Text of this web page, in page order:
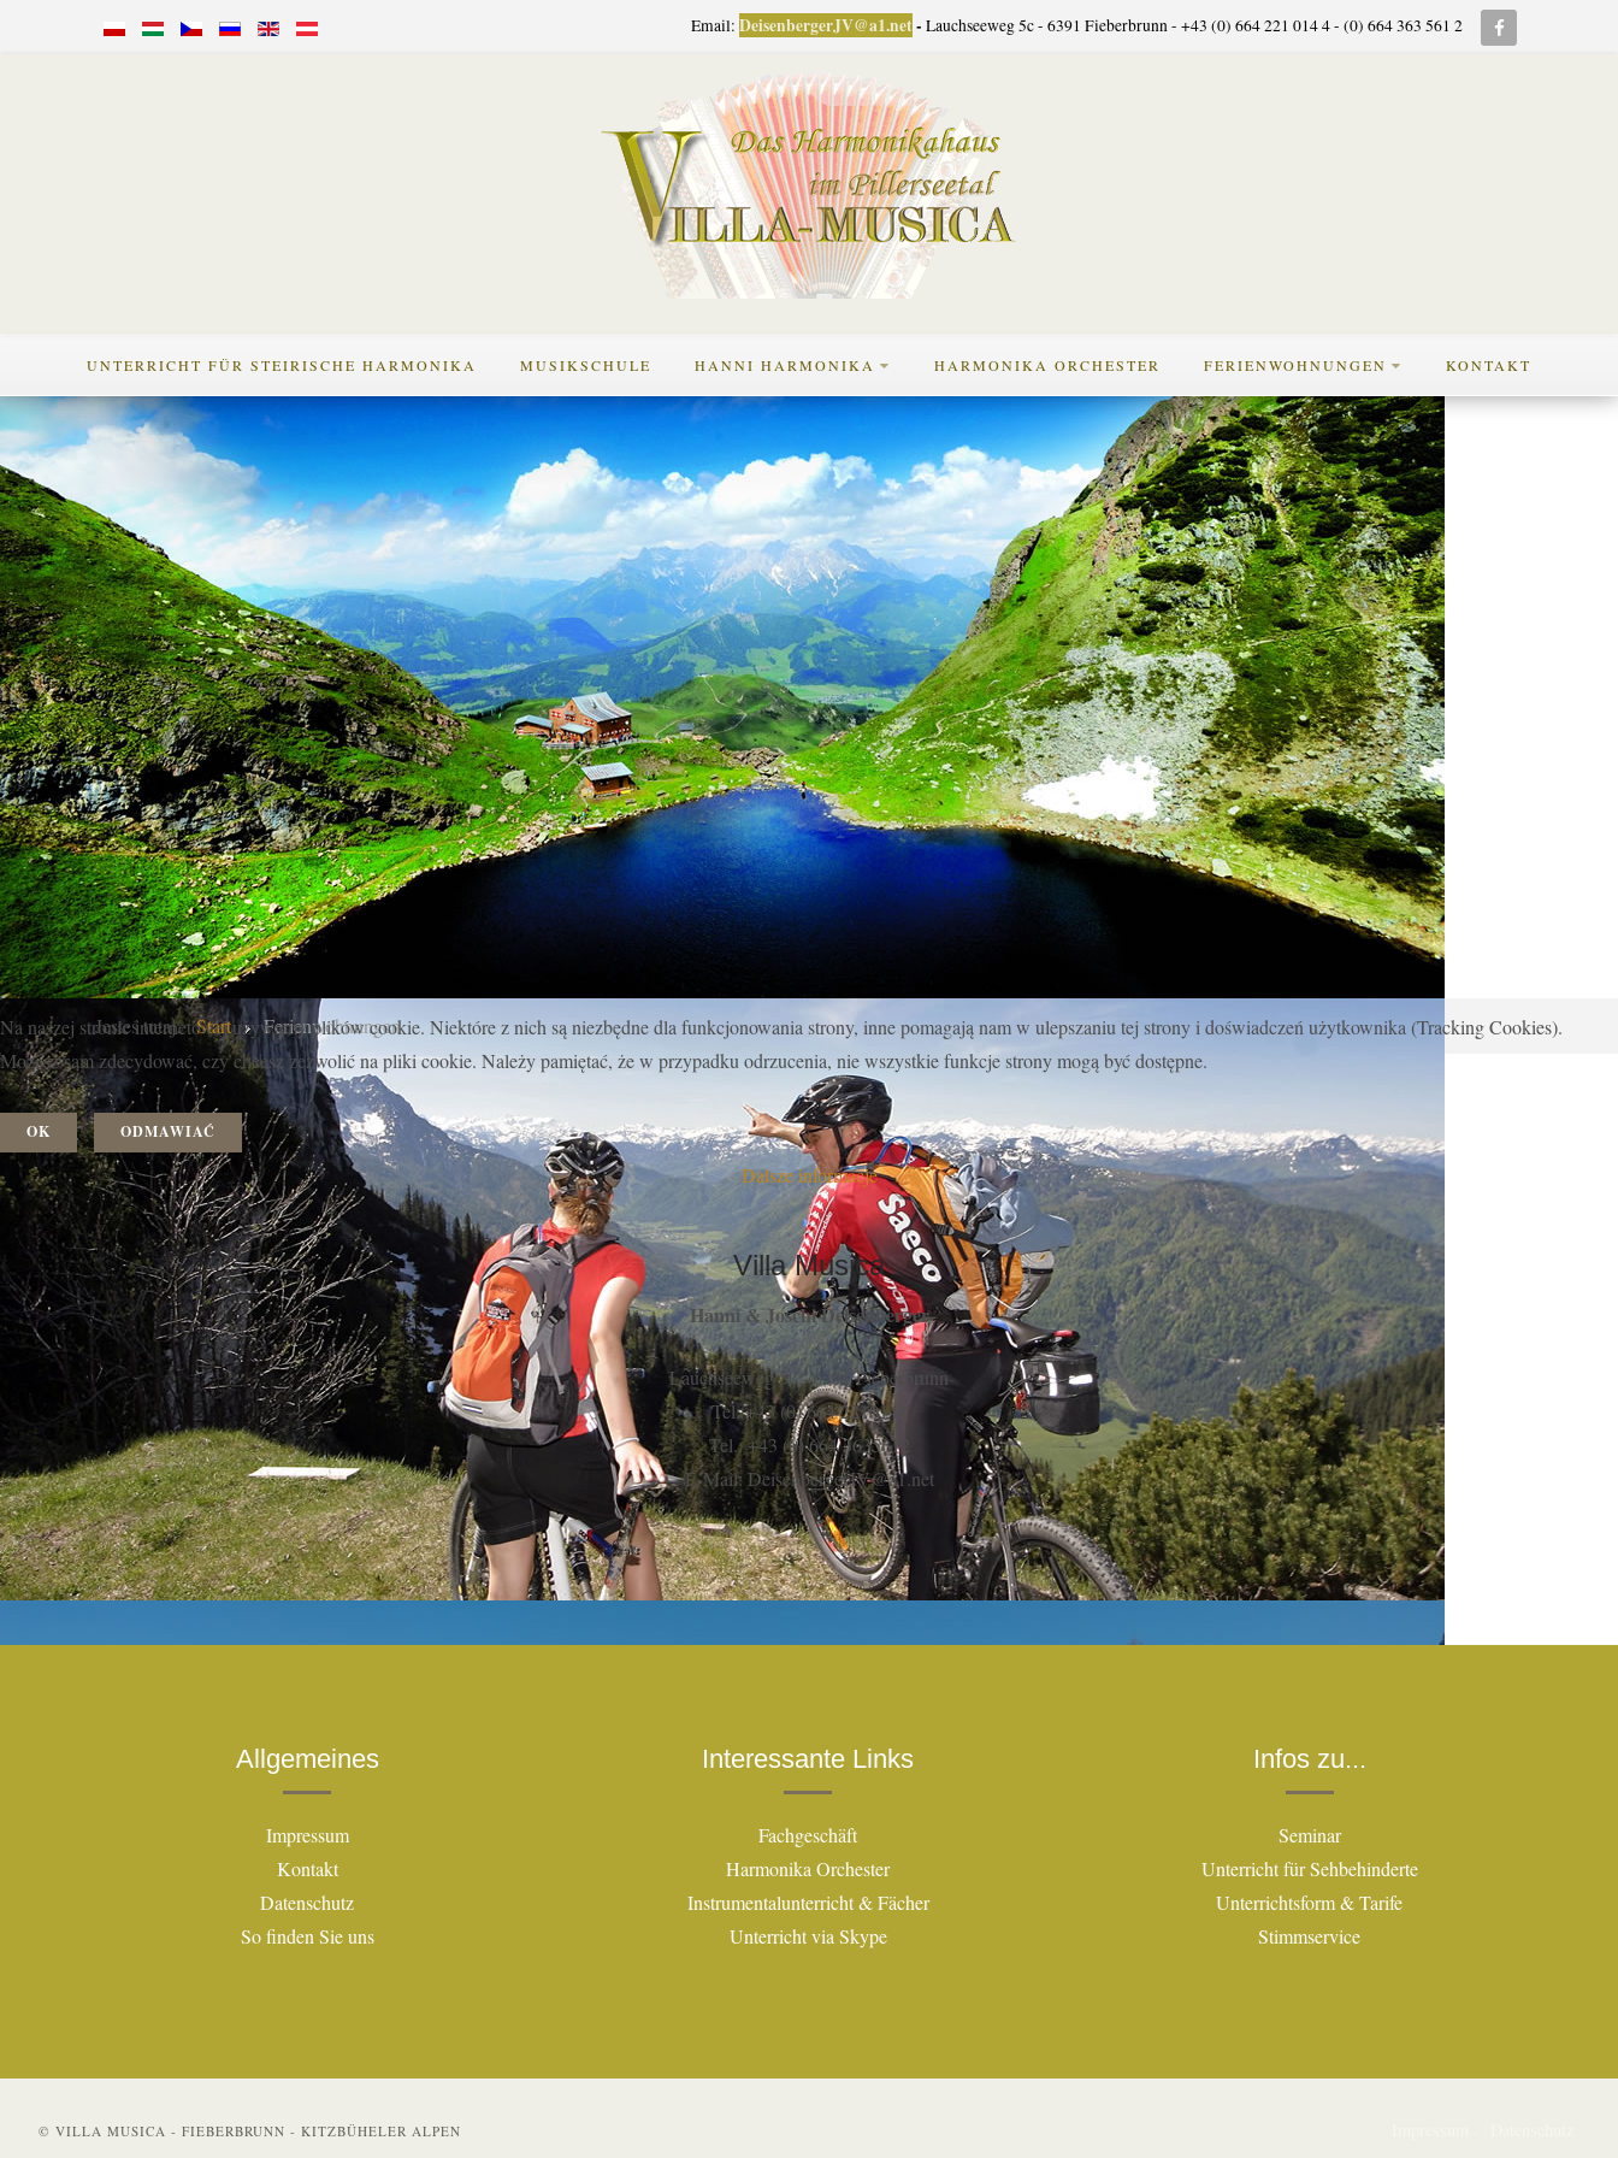
Email: DeisenbergerJV@a1.net- Lauchseeweg 5c - 6391 Fieberbrunn - +43 (0) 664 221 014 4 - (0) 664 363 561 2
UNTERRICHT FÜR STEIRISCHE HARMONIKA MUSIKSCHULE HANNI HARMONIKA HARMONIKA ORCHESTER FERIENWOHNUNGEN KONTAKT
Jesteś tutaj:Start Ferienwohnungen
Villa Musica
Hanni & Joschi Deisenberger
Lauchseeweg 5c - 6391 Fieberbrunn
Tel: +43 (0) 664 2210144
Tel.: +43 (0) 664 3635612
E-Mail: DeisenbergerJV@a1.net
Allgemeines
Impressum
Kontakt
Datenschutz
So finden Sie uns
Interessante Links
Fachgeschäft
Harmonika Orchester
Instrumentalunterricht & Fächer
Unterricht via Skype
Infos zu...
Seminar
Unterricht für Sehbehinderte
Unterrichtsform & Tarife
Stimmservice
© VILLA MUSICA - FIEBERBRUNN - KITZBÜHELER ALPEN
Na naszej stronie internetowej używamy plików cookie. Niektóre z nich są niezbędne dla funkcjonowania strony, inne pomagają nam w ulepszaniu tej strony i doświadczeń użytkownika (Tracking Cookies).
Możesz sam zdecydować, czy chcesz zezwolić na pliki cookie. Należy pamiętać, że w przypadku odrzucenia, nie wszystkie funkcje strony mogą być dostępne.
OK ODMAWIAĆ
Dalsze informacje